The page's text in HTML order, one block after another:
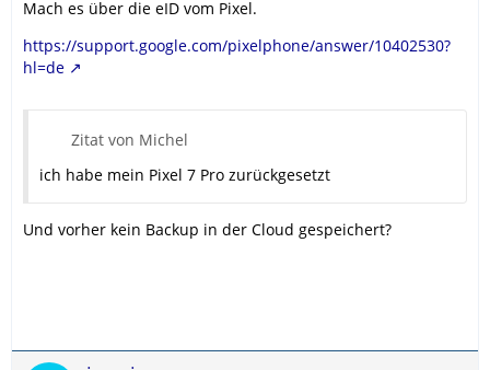
Mach es über die eID vom Pixel.
https://support.google.com/pixelphone/answer/10402530?
hl=de
Zitat von Michel
ich habe mein Pixel 7 Pro zurückgesetzt
Und vorher kein Backup in der Cloud gespeichert?